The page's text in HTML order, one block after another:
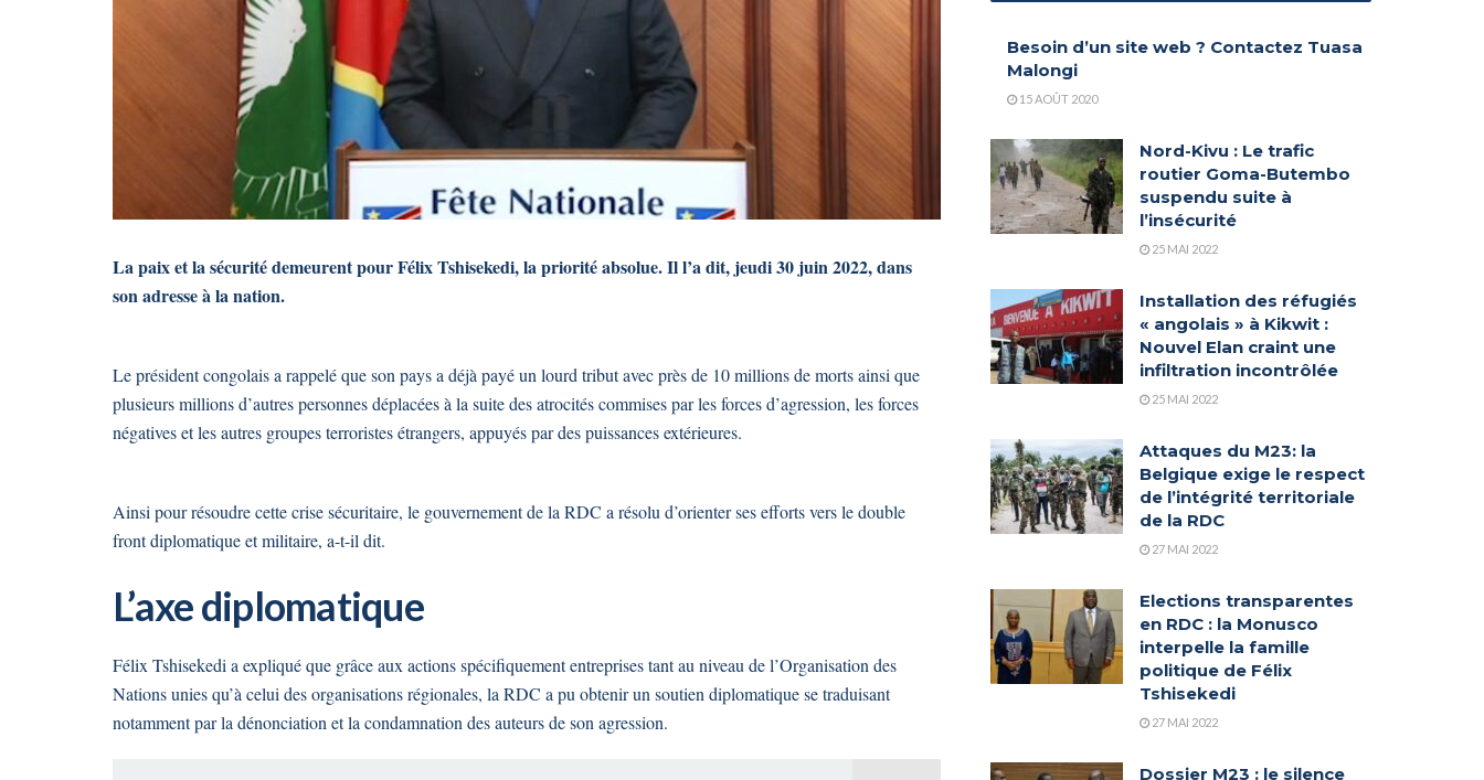
La paix et la sécurité demeurent pour Félix Tshisekedi, la priorité absolue. Il l’a dit, jeudi 30 juin 2022, dans
son adresse à la nation.
Le président congolais a rappelé que son pays a déjà payé un lourd tribut avec près de 10 millions de morts ainsi que
plusieurs millions d’autres personnes déplacées à la suite des atrocités commises par les forces d’agression, les forces
négatives et les autres groupes terroristes étrangers, appuyés par des puissances extérieures.
Ainsi pour résoudre cette crise sécuritaire, le gouvernement de la RDC a résolu d’orienter ses efforts vers le double
front diplomatique et militaire, a-t-il dit.
L’axe diplomatique
Félix Tshisekedi a expliqué que grâce aux actions spécifiquement entreprises tant au niveau de l’Organisation des
Nations unies qu’à celui des organisations régionales, la RDC a pu obtenir un soutien diplomatique se traduisant
notamment par la dénonciation et la condamnation des auteurs de son agression.
Besoin d’un site web ? Contactez Tuasa
Malongi
15 AOÛT 2020
Nord-Kivu : Le trafic
routier Goma-Butembo
suspendu suite à
l’insécurité
25 MAI 2022
Installation des réfugiés
« angolais » à Kikwit :
Nouvel Elan craint une
infiltration incontrôlée
25 MAI 2022
Attaques du M23: la
Belgique exige le respect
de l’intégrité territoriale
de la RDC
27 MAI 2022
Elections transparentes
en RDC : la Monusco
interpelle la famille
politique de Félix
Tshisekedi
27 MAI 2022
Dossier M23 : le silence